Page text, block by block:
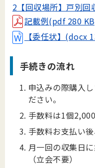
2【回収場所】戸別
記載例(pdf 280
【委任状】(docx
手続きの流れ
申込みの際購入
ださい。
手数料は1個2,000
手数料お支払い
月一回の収集日
（立会不要）